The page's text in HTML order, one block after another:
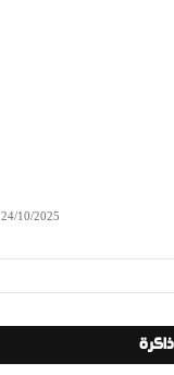
24/10/2025
ذاكرة